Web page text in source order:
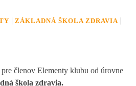
| ZÁKLADNÁ ŠKOLA ZDRAVIA |
členov Elementy klubu od úrovne
škola zdravia.